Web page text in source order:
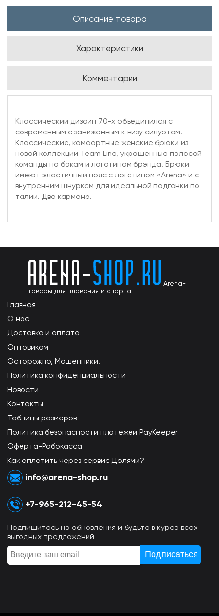
Описание товара
Характеристики
Комментарии
Классический дизайн 70-х объединился с
современным с заниженным к низу силуэтом.
Классические, комфортные женские брюки из
новой коллекции Team Line, украшенные полосой
команды по бокам и логотипом брэнда. Брюки
имеют эластичный пояс с логотипом «Arena» и c
внутренним шнурком для идеальной подгонки по
талии. Два кармана.
Arena-
товары для плавания и спорта
Главная
О нас
Доставка и оплата
Оптовикам
Осторожно, Мошенники!
Политика конфиденциальности
Новости
Контакты
Таблицы размеров
Политика безопасности платежей PayKeeper
Оферта-Робокасса
Как оплатить через сервис Долями?
info@arena-shop.ru
+7-965-212-45-54
Подпишитесь на обновления и будьте в курсе всех
выгодных предложений